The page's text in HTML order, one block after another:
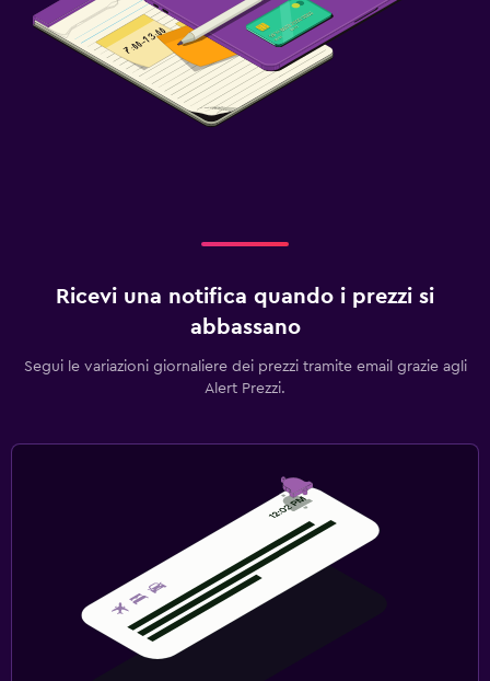
Parco giochi esterno per bambini
Piscina e spa
TV a schermo piatto
Sala/zona TV condivisa
Servizio lavanderia
Ferro e asse da stiro
Ricevi una notifica quando i prezzi si
abbassano
Segui le variazioni giornaliere dei prezzi tramite email grazie agli
Alert Prezzi.